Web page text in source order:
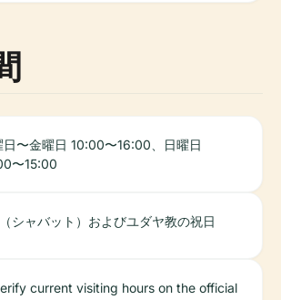
日〜金曜日 10:00〜16:00、日曜日
〜15:00
シャバット）およびユダヤ教の祝日
current visiting hours on the official